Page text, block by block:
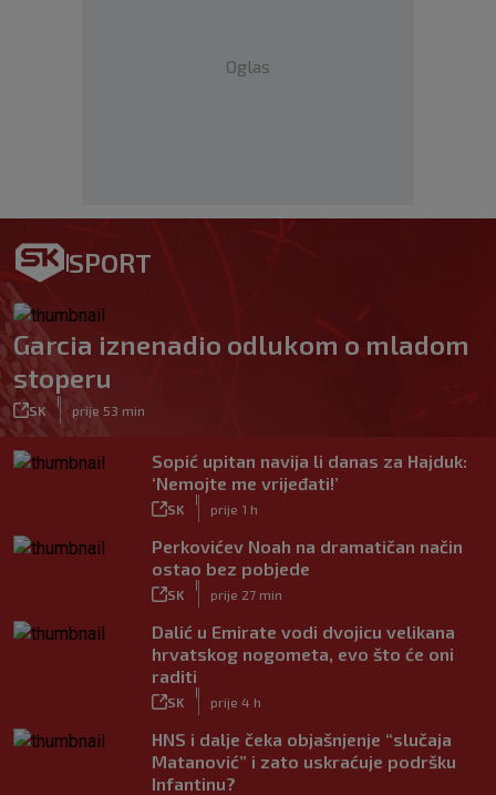
Oglas
SPORT
Garcia iznenadio odlukom o mladom
stoperu
SK prije 53 min
Sopić upitan navija li danas za Hajduk:
‘Nemojte me vrijeđati!’
SK prije 1 h
Perkovićev Noah na dramatičan način
ostao bez pobjede
SK prije 27 min
Dalić u Emirate vodi dvojicu velikana
hrvatskog nogometa, evo što će oni
raditi
SK prije 4 h
HNS i dalje čeka objašnjenje “slučaja
Matanović” i zato uskraćuje podršku
Infantinu?